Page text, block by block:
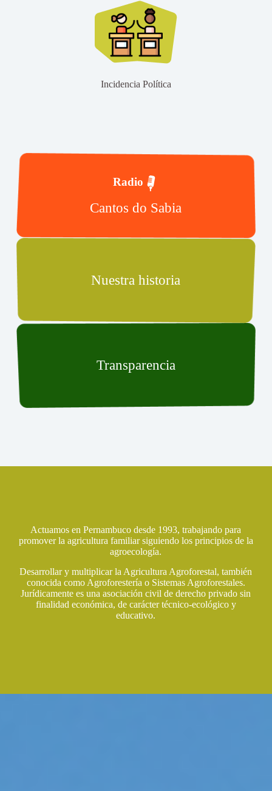
Incidencia Política
Radio
Cantos do Sabia
Nuestra historia
Transparencia
Actuamos en Pernambuco desde 1993, trabajando para
promover la agricultura familiar siguiendo los principios de la
agroecología.
Desarrollar y multiplicar la Agricultura Agroforestal, también
conocida como Agroforestería o Sistemas Agroforestales.
Jurídicamente es una asociación civil de derecho privado sin
finalidad económica, de carácter técnico-ecológico y
educativo.